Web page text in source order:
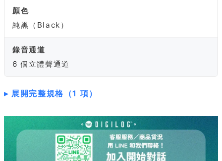
顏色
純黑（Black）
錄音通道
6 個立體聲通道
展開完整規格（1 項）